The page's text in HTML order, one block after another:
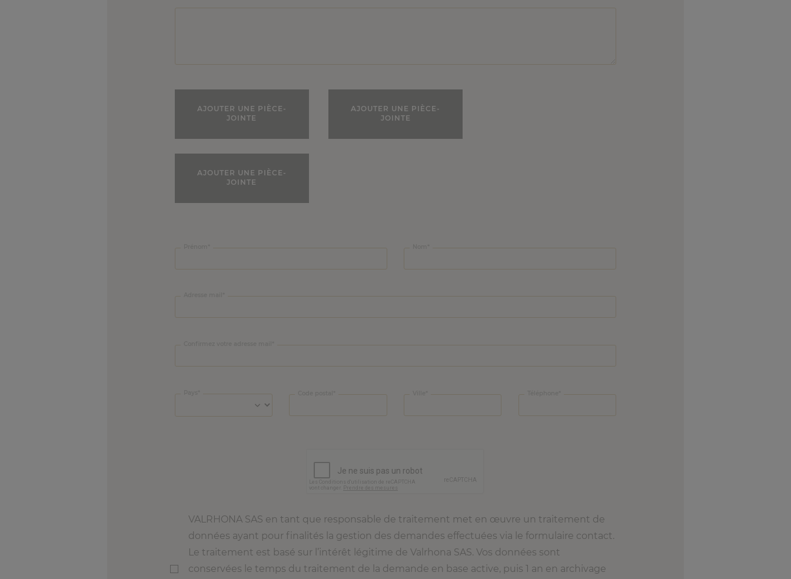
AJOUTER UNE PIÈCE-
JOINTE
AJOUTER UNE PIÈCE-
JOINTE
AJOUTER UNE PIÈCE-
JOINTE
VALRHONA SAS en tant que responsable de traitement met en œuvre un traitement de
données ayant pour finalités la gestion des demandes effectuées via le formulaire contact.
Le traitement est basé sur l’intérêt légitime de Valrhona SAS. Vos données sont
conservées le temps du traitement de la demande en base active, puis 1 an en archivage